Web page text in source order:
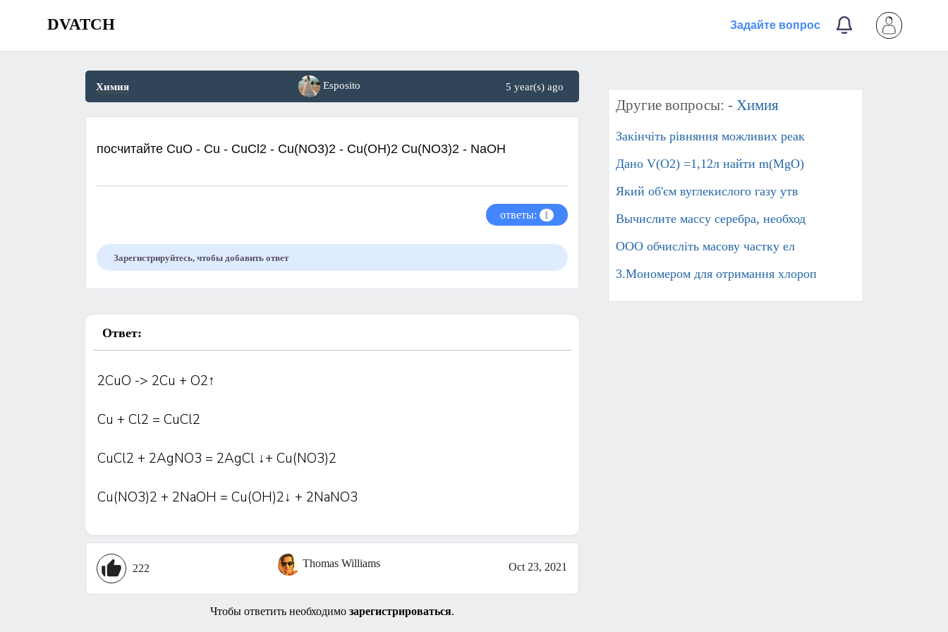
DVATCH Задайте вопрос
Химия Esposito 5 year(s) ago
посчитайте CuO - Cu - CuCl2 - Cu(NO3)2 - Cu(OH)2 Cu(NO3)2 - NaOH
ответы: 1
Зарегистрируйтесь, чтобы добавить ответ
Ответ:
2CuO -> 2Cu + O2↑
Cu + Cl2 = CuCl2
CuCl2 + 2AgNO3 = 2AgCl ↓+ Cu(NO3)2
Cu(NO3)2 + 2NaOH = Cu(OH)2↓ + 2NaNO3
222 Thomas Williams Oct 23, 2021
Чтобы ответить необходимо зарегистрироваться.
Другие вопросы: - Химия
Закінчіть рівняння можливих реак
Дано V(O2) =1,12л найти m(MgO) ​
Який об'єм вуглекислого газу утв
Вычислите массу серебра, необход
ООО обчисліть масову частку ел
3.Мономером для отримання хлороп